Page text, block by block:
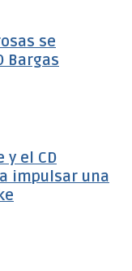
se
Bargas
y el CD
impulsar una